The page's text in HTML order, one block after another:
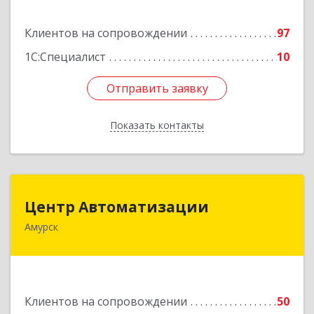
Клиентов на сопровождении
97
1С:Специалист
10
Отправить заявку
Показать контакты
Отправить заявку
Назад
Центр Автоматизации
Амурск
Клиентов на сопровождении 50
682640, Хабаровский край, Амурск г, Мира пр-